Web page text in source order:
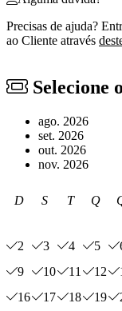
Precisas de ajuda?
ao Cliente através
Selecione
ago. 2026
set. 2026
out. 2026
nov. 2026
D S T Q
2
3 4 5
9
10 11 12
16
17 18 19